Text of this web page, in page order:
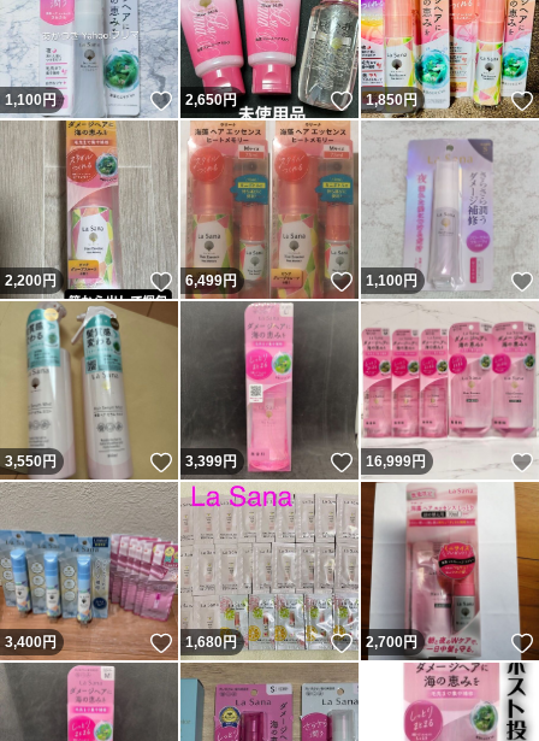
1,100円 いいね！
2,650円 いいね！
1,850円
2,200円 いいね！
6,499円 いいね！
1,100円
3,550円 いいね！
3,399円 いいね！
16,999円
3,400円 いいね！
1,680円 いいね！
2,700円